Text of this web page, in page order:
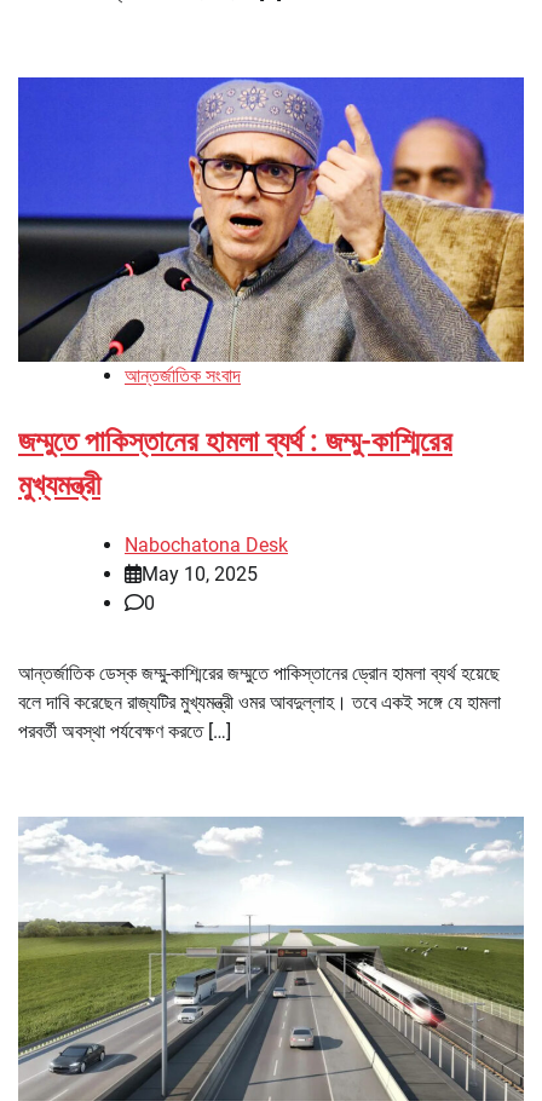
আন্তর্জাতিক সংবাদ
জম্মুতে পাকিস্তানের হামলা ব্যর্থ : জম্মু-কাশ্মিরের
মুখ্যমন্ত্রী
Nabochatona Desk
May 10, 2025
0
আন্তর্জাতিক ডেস্ক জম্মু-কাশ্মিরের জম্মুতে পাকিস্তানের ড্রোন হামলা ব্যর্থ হয়েছে
বলে দাবি করেছেন রাজ্যটির মুখ্যমন্ত্রী ওমর আবদুল্লাহ। তবে একই সঙ্গে যে হামলা
পরবর্তী অবস্থা পর্যবেক্ষণ করতে […]